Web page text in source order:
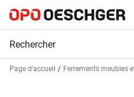
Page d’accueil Ferrements meubles